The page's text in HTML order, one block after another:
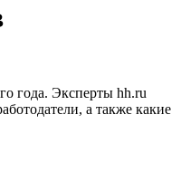
года. Эксперты hh.ru
а также какие